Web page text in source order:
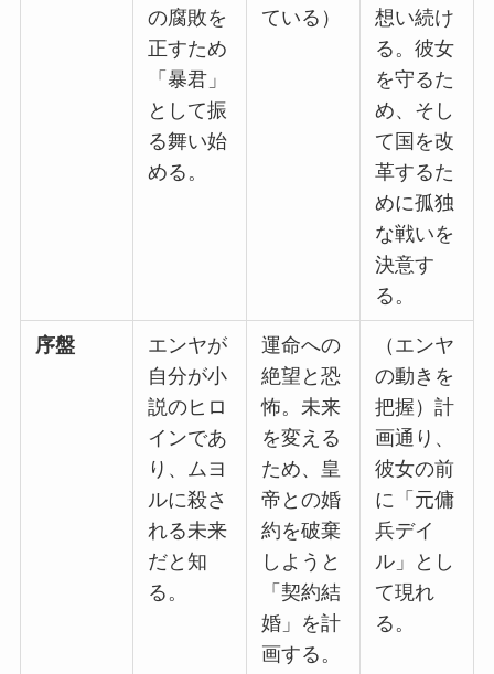
の腐敗を
正すため
「暴君」
として振
る舞い始
める。
ている）
想い続け
る。彼女
を守るた
め、そし
て国を改
革するた
めに孤独
な戦いを
決意す
る。
序盤
エンヤが
自分が小
説のヒロ
インであ
り、ムヨ
ルに殺さ
れる未来
だと知
る。
運命への
絶望と恐
怖。未来
を変える
ため、皇
帝との婚
約を破棄
しようと
「契約結
婚」を計
画する。
（エンヤ
の動きを
把握）計
画通り、
彼女の前
に「元傭
兵デイ
ル」とし
て現れ
る。